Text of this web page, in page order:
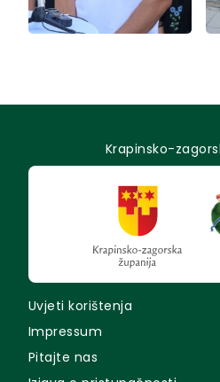
Krapinsko-
Uvjeti korištenja
Impressum
Pitajte nas